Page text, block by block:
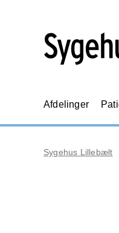
Afdelinger
Sygehus Lillebælt